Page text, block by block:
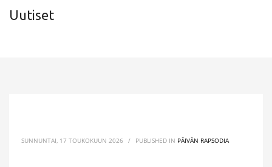
Uutiset
SUNNUNTAI, 17 TOUKOKUUN 2026 / PUBLISHED IN PÄIVÄN RAPSODIA